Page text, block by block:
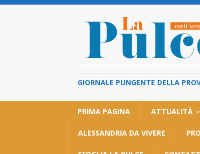
GIORNALE PUNGENTE DELLA
PRIMA PAGINA ATTUALITÀ
ALESSANDRIA DA VIVERE